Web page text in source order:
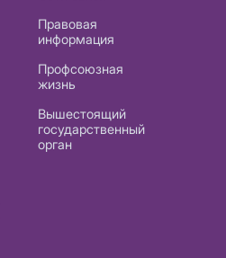
Правовая
информация
Профсоюзная
жизнь
Вышестоящий
государственный
орган